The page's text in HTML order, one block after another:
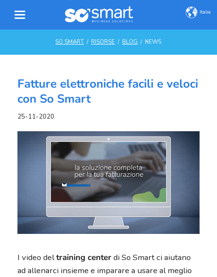
Italia
SO SMART RISORSE BLOG NEWS
Fatture elettroniche facili e veloci
con So Smart
25-11-2020
I video deltraining centerdi So Smart ci aiutano
ad allenarci insieme e imparare a usare al meglio